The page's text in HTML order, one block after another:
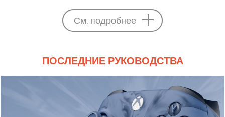
См. подробнее
ПОСЛЕДНИЕ РУКОВОДСТВА